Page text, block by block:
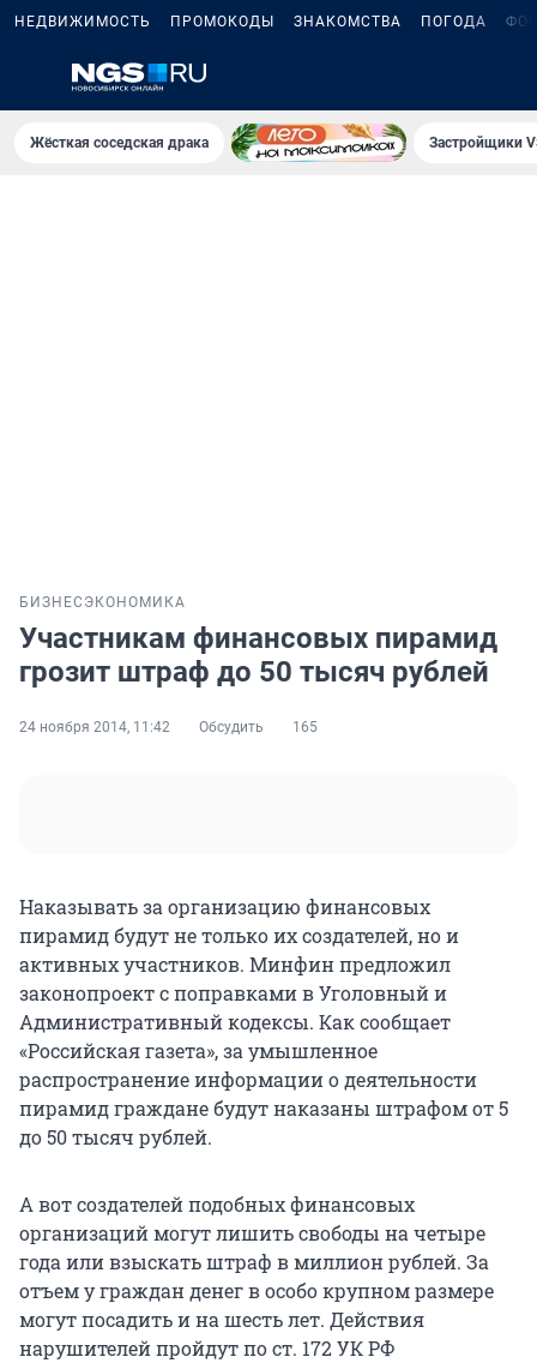
НЕДВИЖИМОСТЬ ПРОМОКОДЫ ЗНАКОМСТВА ПОГОДА
Жёсткая соседская драка Застройщики
БИЗНЕС ЭКОНОМИКА
Участникам финансовых пирамид
грозит штраф до 50 тысяч рублей
24 ноября 2014, 11:42 Обсудить 165
Наказывать за организацию финансовых
пирамид будут не только их создателей, но и
активных участников. Минфин предложил
законопроект с поправками в Уголовный и
Административный кодексы. Как сообщает
«Российская газета», за умышленное
распространение информации о деятельности
пирамид граждане будут наказаны штрафом от 5
до 50 тысяч рублей.
А вот создателей подобных финансовых
организаций могут лишить свободы на четыре
года или взыскать штраф в миллион рублей. За
отъем у граждан денег в особо крупном размере
могут посадить и на шесть лет. Действия
нарушителей пройдут по ст. 172 УК РФ